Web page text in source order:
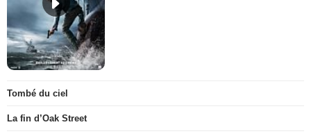
Tombé du ciel
La fin d’Oak Street